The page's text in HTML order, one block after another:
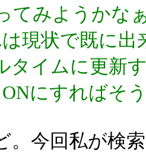
てみようかな
現状で既に出
タイムに更新
にすればそ
。今回私が検